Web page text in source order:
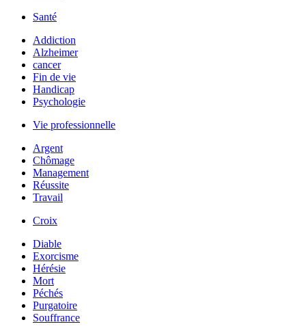
Santé
Addiction
Alzheimer
cancer
Fin de vie
Handicap
Psychologie
Vie professionnelle
Argent
Chômage
Management
Réussite
Travail
Croix
Diable
Exorcisme
Hérésie
Mort
Péchés
Purgatoire
Souffrance